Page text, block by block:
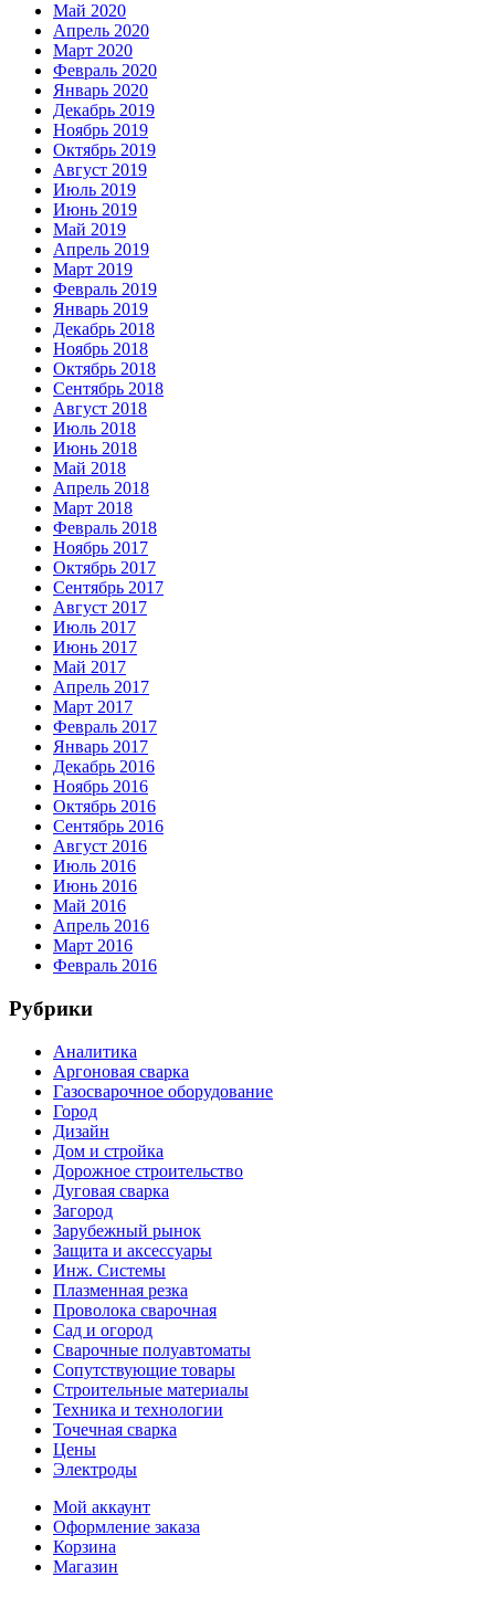
Май 2020
Апрель 2020
Март 2020
Февраль 2020
Январь 2020
Декабрь 2019
Ноябрь 2019
Октябрь 2019
Август 2019
Июль 2019
Июнь 2019
Май 2019
Апрель 2019
Март 2019
Февраль 2019
Январь 2019
Декабрь 2018
Ноябрь 2018
Октябрь 2018
Сентябрь 2018
Август 2018
Июль 2018
Июнь 2018
Май 2018
Апрель 2018
Март 2018
Февраль 2018
Ноябрь 2017
Октябрь 2017
Сентябрь 2017
Август 2017
Июль 2017
Июнь 2017
Май 2017
Апрель 2017
Март 2017
Февраль 2017
Январь 2017
Декабрь 2016
Ноябрь 2016
Октябрь 2016
Сентябрь 2016
Август 2016
Июль 2016
Июнь 2016
Май 2016
Апрель 2016
Март 2016
Февраль 2016
Рубрики
Аналитика
Аргоновая сварка
Газосварочное оборудование
Город
Дизайн
Дом и стройка
Дорожное строительство
Дуговая сварка
Загород
Зарубежный рынок
Защита и аксессуары
Инж. Системы
Плазменная резка
Проволока сварочная
Сад и огород
Сварочные полуавтоматы
Сопутствующие товары
Строительные материалы
Техника и технологии
Точечная сварка
Цены
Электроды
Мой аккаунт
Оформление заказа
Корзина
Магазин